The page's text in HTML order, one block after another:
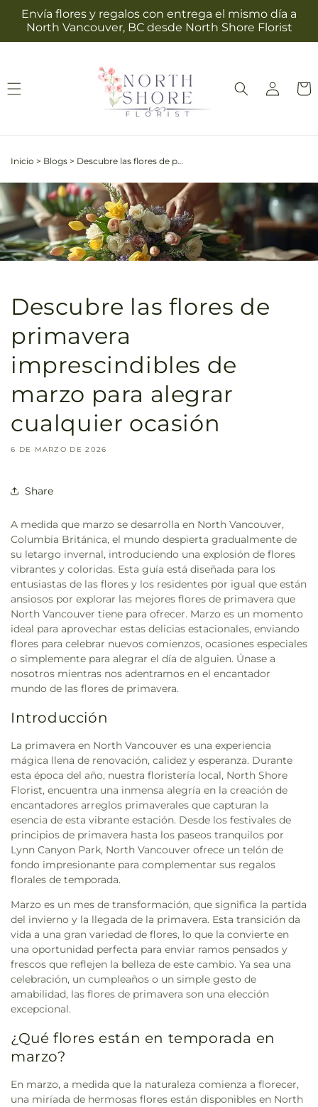
directamente
al contenido
Envía flores y regalos con entrega el mismo día a
North Vancouver, BC desde North Shore Florist
Iniciar
sesión
Inicio > Blogs > Descubre las flores de primavera imprescindibles de marzo para alegrar cualquier ocasión
Descubre las flores de
primavera
imprescindibles de
marzo para alegrar
cualquier ocasión
6 DE MARZO DE 2026
Share
A medida que marzo se desarrolla en North Vancouver,
Columbia Británica, el mundo despierta gradualmente de
su letargo invernal, introduciendo una explosión de flores
vibrantes y coloridas. Esta guía está diseñada para los
entusiastas de las flores y los residentes por igual que están
ansiosos por explorar las mejores flores de primavera que
North Vancouver tiene para ofrecer. Marzo es un momento
ideal para aprovechar estas delicias estacionales, enviando
flores para celebrar nuevos comienzos, ocasiones especiales
o simplemente para alegrar el día de alguien. Únase a
nosotros mientras nos adentramos en el encantador
mundo de las flores de primavera.
Introducción
La primavera en North Vancouver es una experiencia
mágica llena de renovación, calidez y esperanza. Durante
esta época del año, nuestra floristería local, North Shore
Florist, encuentra una inmensa alegría en la creación de
encantadores arreglos primaverales que capturan la
esencia de esta vibrante estación. Desde los festivales de
principios de primavera hasta los paseos tranquilos por
Lynn Canyon Park, North Vancouver ofrece un telón de
fondo impresionante para complementar sus regalos
florales de temporada.
Marzo es un mes de transformación, que significa la partida
del invierno y la llegada de la primavera. Esta transición da
vida a una gran variedad de flores, lo que la convierte en
una oportunidad perfecta para enviar ramos pensados y
frescos que reflejen la belleza de este cambio. Ya sea una
celebración, un cumpleaños o un simple gesto de
amabilidad, las flores de primavera son una elección
excepcional.
¿Qué flores están en temporada en
marzo?
En marzo, a medida que la naturaleza comienza a florecer,
una miríada de hermosas flores están disponibles en North